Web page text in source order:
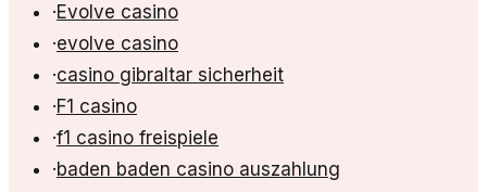
·Evolve casino
·evolve casino
·casino gibraltar sicherheit
·F1 casino
·f1 casino freispiele
·baden baden casino auszahlung